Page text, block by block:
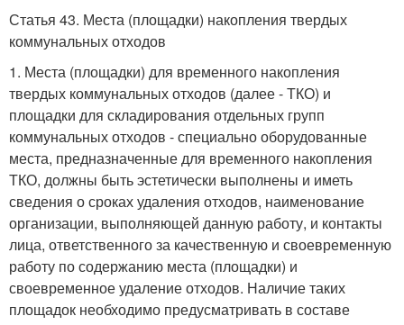
Статья 43. Места (площадки) накопления твердых
коммунальных отходов
1. Места (площадки) для временного накопления
твердых коммунальных отходов (далее - ТКО) и
площадки для складирования отдельных групп
коммунальных отходов - специально оборудованные
места, предназначенные для временного накопления
ТКО, должны быть эстетически выполнены и иметь
сведения о сроках удаления отходов, наименование
организации, выполняющей данную работу, и контакты
лица, ответственного за качественную и своевременную
работу по содержанию места (площадки) и
своевременное удаление отходов. Наличие таких
площадок необходимо предусматривать в составе